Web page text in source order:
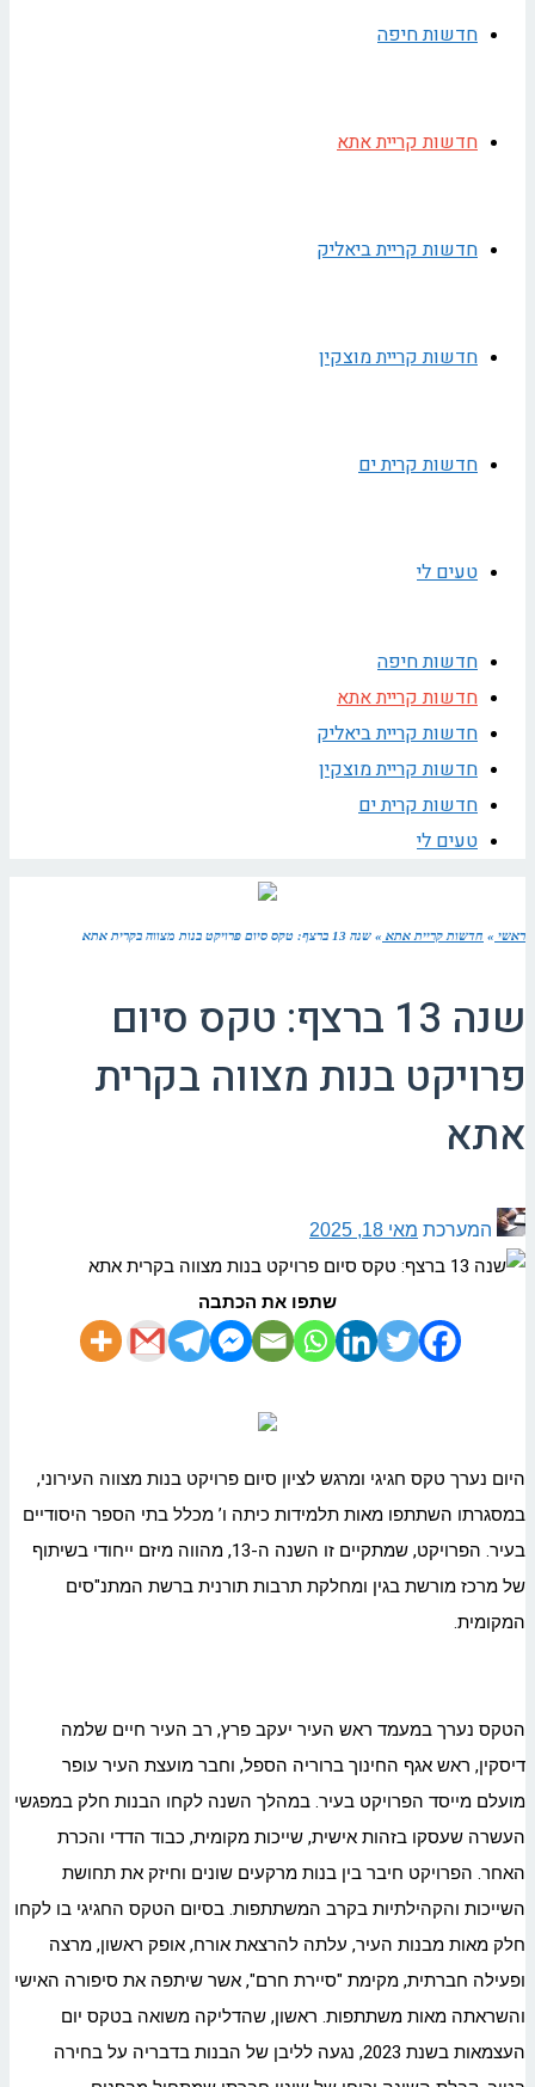
חדשות חיפה
חדשות קריית אתא
חדשות קריית ביאליק
חדשות קריית מוצקין
חדשות קרית ים
טעים לי
חדשות חיפה
חדשות קריית אתא
חדשות קריית ביאליק
חדשות קריית מוצקין
חדשות קרית ים
טעים לי
ראשי » חדשות קריית אתא » שנה 13 ברצף: טקס סיום פרויקט בנות מצווה בקרית אתא
שנה 13 ברצף: טקס סיום
פרויקט בנות מצווה בקרית
אתא
המערכת מאי 18, 2025
שתפו את הכתבה
היום נערך טקס חגיגי ומרגש לציון סיום פרויקט בנות מצווה העירוני,
במסגרתו השתתפו מאות תלמידות כיתה ו’ מכלל בתי הספר היסודיים
בעיר. הפרויקט, שמתקיים זו השנה ה-13, מהווה מיזם ייחודי בשיתוף
של מרכז מורשת בגין ומחלקת תרבות תורנית ברשת המתנ"סים
המקומית.
הטקס נערך במעמד ראש העיר יעקב פרץ, רב העיר חיים שלמה
דיסקין, ראש אגף החינוך ברוריה הספל, וחבר מועצת העיר עופר
מועלם מייסד הפרויקט בעיר. במהלך השנה לקחו הבנות חלק במפגשי
העשרה שעסקו בזהות אישית, שייכות מקומית, כבוד הדדי והכרת
האחר. הפרויקט חיבר בין בנות מרקעים שונים וחיזק את תחושת
השייכות והקהילתיות בקרב המשתתפות. בסיום הטקס החגיגי בו לקחו
חלק מאות מבנות העיר, עלתה להרצאת אורח, אופק ראשון, מרצה
ופעילה חברתית, מקימת "סיירת חרם", אשר שיתפה את סיפורה האישי
והשראתה מאות משתתפות. ראשון, שהדליקה משואה בטקס יום
העצמאות בשנת 2023, נגעה לליבן של הבנות בדבריה על בחירה